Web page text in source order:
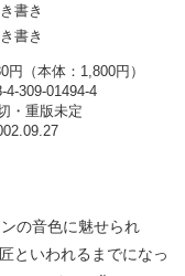
書き
書き
円（本体：1,800円）
4-309-01494-4
・重版未定
の音色に魅せられ
といわれるまでになっ